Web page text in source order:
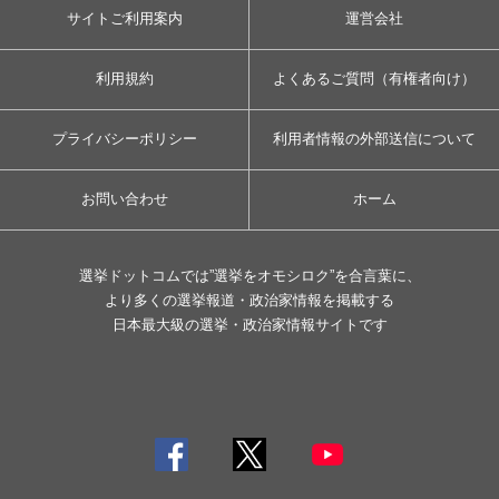
サイトご利用案内 運営会社
利用規約 よくあるご質問（有権者向け）
プライバシーポリシー 利用者情報の外部送信について
お問い合わせ ホーム
選挙ドットコムでは”選挙をオモシロク”を合言葉に、
より多くの選挙報道・政治家情報を掲載する
日本最大級の選挙・政治家情報サイトです